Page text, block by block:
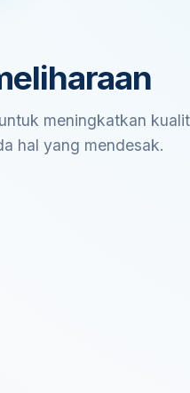
meningkatkan
hal yang mendesak.